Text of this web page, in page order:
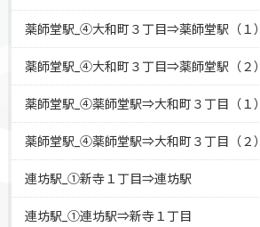
薬師堂駅_④大和町３丁目⇒薬師堂駅（１）
薬師堂駅_④大和町３丁目⇒薬師堂駅（２）
薬師堂駅_④薬師堂駅⇒大和町３丁目（１）
薬師堂駅_④薬師堂駅⇒大和町３丁目（２）
連坊駅_①新寺１丁目⇒連坊駅
連坊駅_①連坊駅⇒新寺１丁目